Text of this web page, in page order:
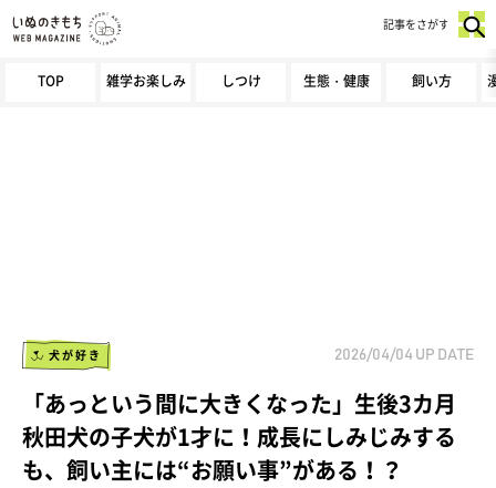
TOP 雑学お楽しみ しつけ 生態・健康 飼い方
記事をさがす
犬が好き 2026/04/04 UP DATE
「あっという間に大きくなった」生後3カ月
秋田犬の子犬が1才に！成長にしみじみする
も、飼い主には“お願い事”がある！？